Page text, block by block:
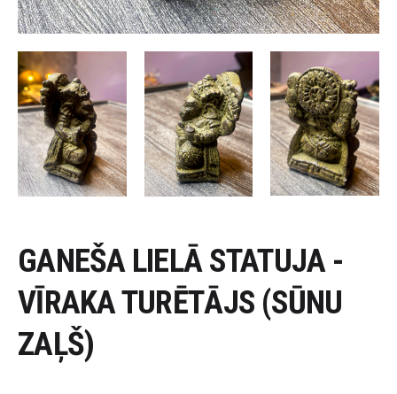
GANEŠA LIELĀ STATUJA -
VĪRAKA TURĒTĀJS (SŪNU
ZAĻŠ)